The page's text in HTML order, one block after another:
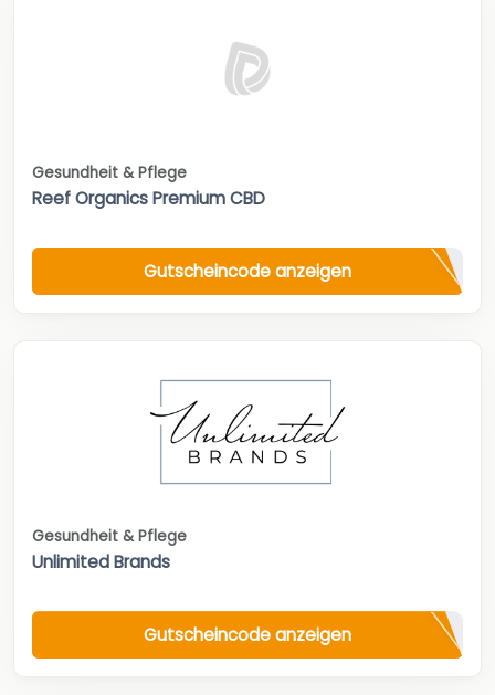
Gesundheit & Pflege
Reef Organics Premium CBD
Gutscheincode anzeigen
Gesundheit & Pflege
Unlimited Brands
Gutscheincode anzeigen